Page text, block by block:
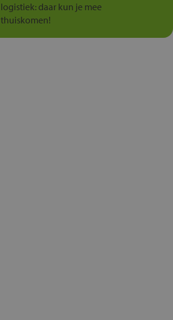
logistiek: daar kun je mee
thuiskomen!